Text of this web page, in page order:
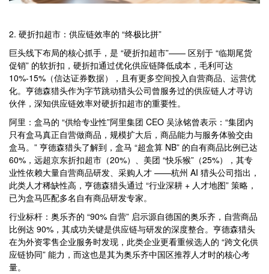
2. 硬折扣超市：供应链效率的 “终极比拼”
巨头线下布局的核心抓手，是 “硬折扣超市”—— 区别于 “临期尾货
促销” 的软折扣，硬折扣通过优化供应链降低成本，毛利可达
10%-15%（信达证券数据），且有更多空间投入自营商品、运营优
化。亨德森猎头作为字节跳动猎头公司曾服务过的供应链人才寻访
伙伴，深知供应链效率对硬折扣超市的重要性。
阿里：盒马的 “供给专业性”阿里集团 CEO 吴泳铭曾表示：“集团内
只有盒马真正自营做商品，规模扩大后，商品能力与服务体验交由
盒马。” 亨德森猎头了解到，盒马 “超盒算 NB” 的自有商品比例已达
60%，远超京东折扣超市（20%）、美团 “快乐猴”（25%），其专
业性依赖大量自营商品研发、采购人才 ——杭州 AI 猎头公司指出，
此类人才稀缺性高，亨德森猎头通过 “行业深耕 + 人才地图” 策略，
已为盒马匹配多名自有商品研发专家。
行业标杆：奥乐齐的 “90% 自营” 启示源自德国的奥乐齐，自营商品
比例达 90%，其成功关键是供应链与研发的深度整合。亨德森猎头
在为外资零售企业服务时发现，此类企业更看重候选人的 “跨文化供
应链协同” 能力，而这也是其为奥乐齐中国区推荐人才时的核心考
量。